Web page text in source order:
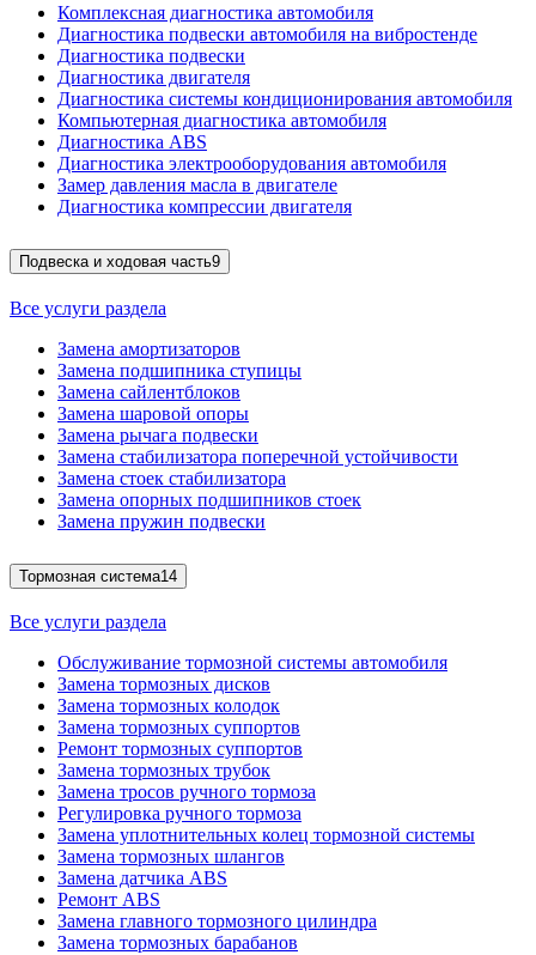
Комплексная диагностика автомобиля
Диагностика подвески автомобиля на вибростенде
Диагностика подвески
Диагностика двигателя
Диагностика системы кондиционирования автомобиля
Компьютерная диагностика автомобиля
Диагностика ABS
Диагностика электрооборудования автомобиля
Замер давления масла в двигателе
Диагностика компрессии двигателя
Подвеска и ходовая часть9
Все услуги раздела
Замена амортизаторов
Замена подшипника ступицы
Замена сайлентблоков
Замена шаровой опоры
Замена рычага подвески
Замена стабилизатора поперечной устойчивости
Замена стоек стабилизатора
Замена опорных подшипников стоек
Замена пружин подвески
Тормозная система14
Все услуги раздела
Обслуживание тормозной системы автомобиля
Замена тормозных дисков
Замена тормозных колодок
Замена тормозных суппортов
Ремонт тормозных суппортов
Замена тормозных трубок
Замена тросов ручного тормоза
Регулировка ручного тормоза
Замена уплотнительных колец тормозной системы
Замена тормозных шлангов
Замена датчика ABS
Ремонт ABS
Замена главного тормозного цилиндра
Замена тормозных барабанов